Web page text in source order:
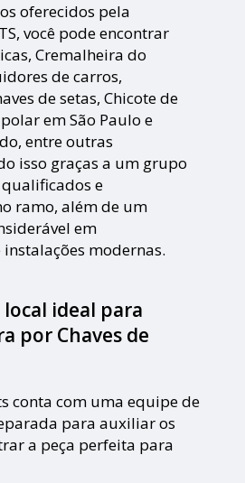
oferecidos pela
você pode encontrar
Cremalheira do
de carros,
de setas, Chicote de
em São Paulo e
entre outras
isso graças a um grupo
e
ramo, além de um
em
modernas.
ideal para
por Chaves de
conta com uma equipe de
para auxiliar os
a peça perfeita para